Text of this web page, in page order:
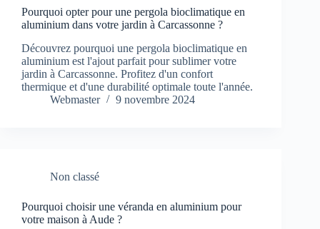
Pourquoi opter pour une pergola bioclimatique en
aluminium dans votre jardin à Carcassonne ?
Découvrez pourquoi une pergola bioclimatique en
aluminium est l'ajout parfait pour sublimer votre
jardin à Carcassonne. Profitez d'un confort
thermique et d'une durabilité optimale toute l'année.
Webmaster
9 novembre 2024
Non classé
Pourquoi choisir une véranda en aluminium pour
votre maison à Aude ?